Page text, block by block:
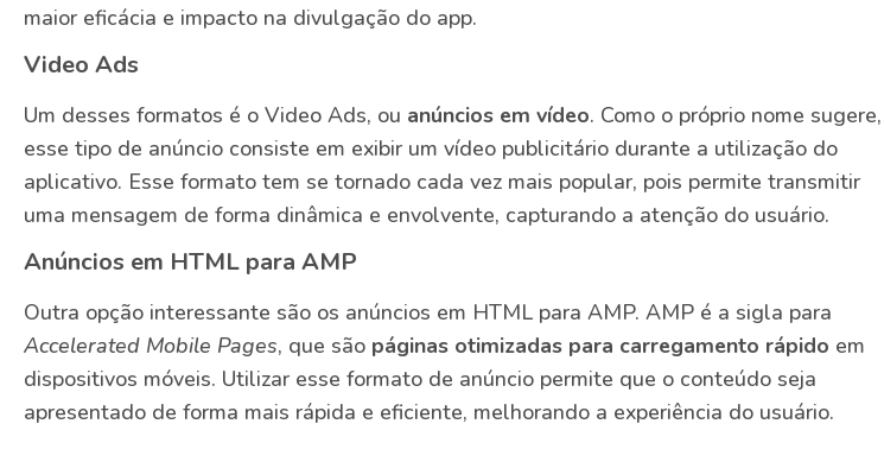
maior eficácia e impacto na divulgação do app.
Video Ads
Um desses formatos é o Video Ads, ou anúncios em vídeo. Como o próprio nome sugere,
esse tipo de anúncio consiste em exibir um vídeo publicitário durante a utilização do
aplicativo. Esse formato tem se tornado cada vez mais popular, pois permite transmitir
uma mensagem de forma dinâmica e envolvente, capturando a atenção do usuário.
Anúncios em HTML para AMP
Outra opção interessante são os anúncios em HTML para AMP. AMP é a sigla para
Accelerated Mobile Pages, que são páginas otimizadas para carregamento rápido em
dispositivos móveis. Utilizar esse formato de anúncio permite que o conteúdo seja
apresentado de forma mais rápida e eficiente, melhorando a experiência do usuário.